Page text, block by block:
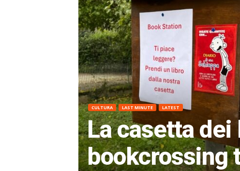
CULTURA LAST MINUTE LATEST
La casetta
bookcrossing